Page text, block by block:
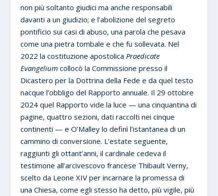
non più soltanto giudici ma anche responsabili
davanti a un giudizio; e l’abolizione del segreto
pontificio sui casi di abuso, una parola che pesava
come una pietra tombale e che fu sollevata. Nel
2022 la costituzione apostolica Praedicate
Evangelium collocò la Commissione presso il
Dicastero per la Dottrina della Fede e da quel testo
nacque l’obbligo del Rapporto annuale. Il 29 ottobre
2024 quel Rapporto vide la luce — una cinquantina di
pagine, quattro sezioni, dati raccolti nei cinque
continenti — e O’Malley lo definì l’istantanea di un
cammino di conversione. L’estate seguente,
raggiunti gli ottant’anni, il cardinale cedeva il
testimone all’arcivescovo francese Thibault Verny,
scelto da Leone XIV per incarnare la promessa di
una Chiesa, come egli stesso ha detto, più vigile, più